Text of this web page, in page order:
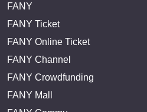
FANY
FANY Ticket
FANY Online Ticket
FANY Channel
FANY Crowdfunding
FANY Mall